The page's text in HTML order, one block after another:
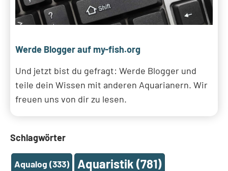
Werde Blogger auf my-fish.org
Und jetzt bist du gefragt: Werde Blogger und
teile dein Wissen mit anderen Aquarianern. Wir
freuen uns von dir zu lesen.
Schlagwörter
Aqualog (333) Aquaristik (781)